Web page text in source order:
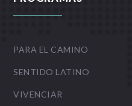
PARA EL CAMINO
SENTIDO LATINO
VIVENCIAR